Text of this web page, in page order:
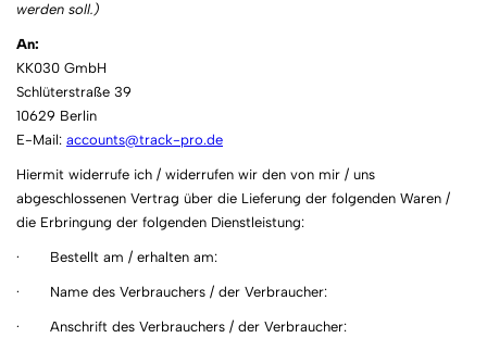
werden soll.)
An:
KK030 GmbH
Schlüterstraße 39
10629 Berlin
E-Mail: accounts@track-pro.de
Hiermit widerrufe ich / widerrufen wir den von mir / uns
abgeschlossenen Vertrag über die Lieferung der folgenden Waren /
die Erbringung der folgenden Dienstleistung:
· Bestellt am / erhalten am:
· Name des Verbrauchers / der Verbraucher:
· Anschrift des Verbrauchers / der Verbraucher: